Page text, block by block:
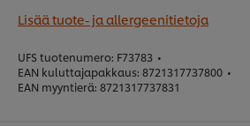
Lisää tuote- ja allergeenitietoja
UFS tuotenumero: F73783 •
EAN kuluttajapakkaus: 8721317737800 •
EAN myyntierä: 8721317737831